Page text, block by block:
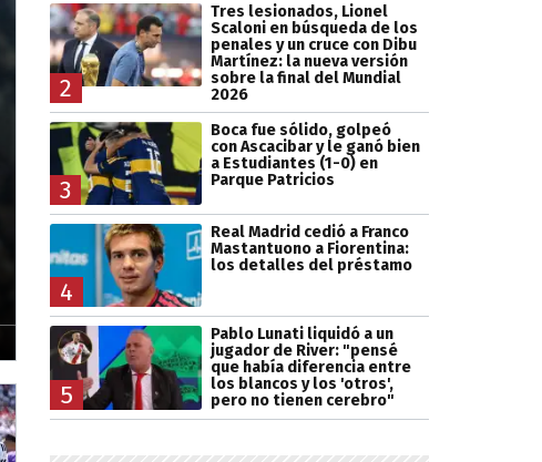
2
Tres lesionados, Lionel
Scaloni en búsqueda de los
penales y un cruce con Dibu
Martínez: la nueva versión
sobre la final del Mundial
2026
3
Boca fue sólido, golpeó
con Ascacibar y le ganó bien
a Estudiantes (1-0) en
Parque Patricios
4
Real Madrid cedió a Franco
Mastantuono a Fiorentina:
los detalles del préstamo
5
Pablo Lunati liquidó a un
jugador de River: "pensé
que había diferencia entre
los blancos y los 'otros',
pero no tienen cerebro"